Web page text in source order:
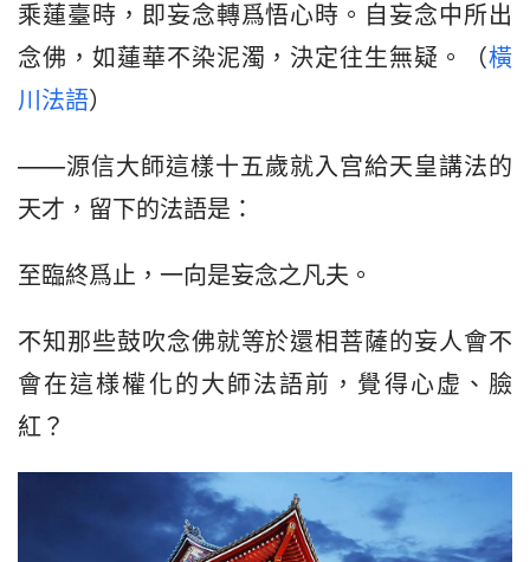
乘蓮臺時，即妄念轉爲悟心時。自妄念中所出
念佛，如蓮華不染泥濁，決定往生無疑。（橫
川法語）
——源信大師這樣十五歲就入宫給天皇講法的
天才，留下的法語是：
至臨終爲止，一向是妄念之凡夫。
不知那些鼓吹念佛就等於還相菩薩的妄人會不
會在這様權化的大師法語前，覺得心虚、臉
紅？